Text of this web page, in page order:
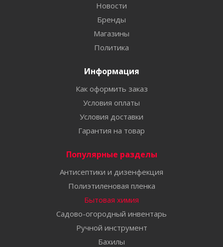
Новости
Бренды
Магазины
Политика
Информация
Как оформить заказ
Условия оплаты
Условия доставки
Гарантия на товар
Популярные разделы
Антисептики и дизенфекция
Полиэтиленовая пленка
Бытовая химия
Садово-огородный инвентарь
Ручной инструмент
Бахилы